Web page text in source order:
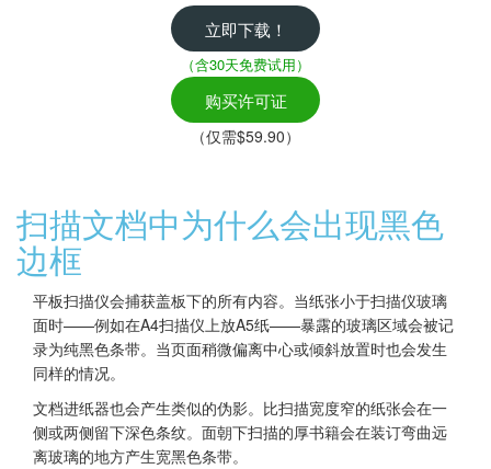
立即下载！
（含30天免费试用）
购买许可证
（仅需$59.90）
扫描文档中为什么会出现黑色
边框
平板扫描仪会捕获盖板下的所有内容。当纸张小于扫描仪玻璃
面时——例如在A4扫描仪上放A5纸——暴露的玻璃区域会被记
录为纯黑色条带。当页面稍微偏离中心或倾斜放置时也会发生
同样的情况。
文档进纸器也会产生类似的伪影。比扫描宽度窄的纸张会在一
侧或两侧留下深色条纹。面朝下扫描的厚书籍会在装订弯曲远
离玻璃的地方产生宽黑色条带。